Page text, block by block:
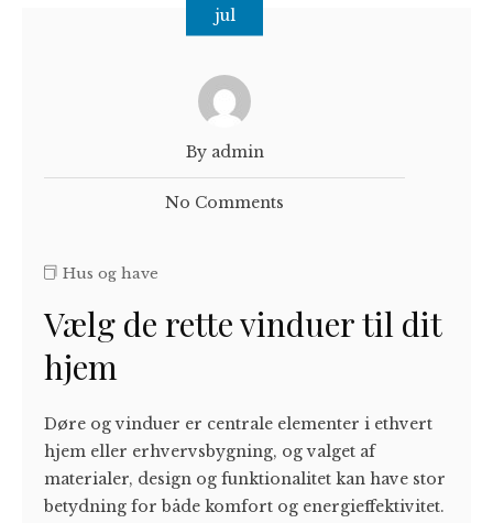
jul
By admin
No Comments
Hus og have
Vælg de rette vinduer til dit
hjem
Døre og vinduer er centrale elementer i ethvert
hjem eller erhvervsbygning, og valget af
materialer, design og funktionalitet kan have stor
betydning for både komfort og energieffektivitet.